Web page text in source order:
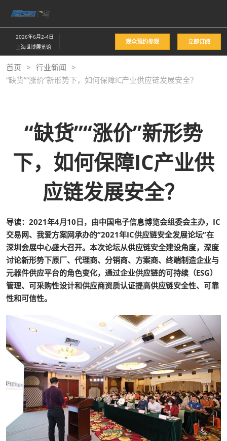
接
跳
至
内
容
2026年6月2-4日
上海世博展览馆
观众预约参观 立即订阅
首页
行业新闻
“缺货”“涨价”新形势下，如何保障IC产业供应链发展安全？
“缺货”“涨价”新形势
下，如何保障IC产业供
应链发展安全？
导读：2021年4月10日，由中国电子信息博览会组委会主办，IC
交易网、我爱方案网承办的“2021年IC供应链安全发展论坛”在
深圳会展中心盛大召开。本次论坛从供应链安全建设角度，深度
讨论新形势下原厂、代理商、分销商、方案商、终端制造企业与
元器件供应平台的角色变化，通过企业供应链的可持续（ESG）
管理、可采购性设计和供应商资质认证提高供应链安全性、可靠
性和可信性。